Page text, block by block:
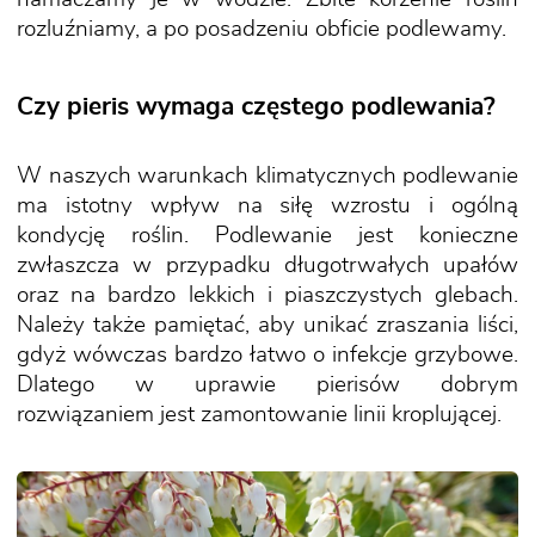
rozluźniamy, a po posadzeniu obficie podlewamy.
Czy pieris wymaga częstego podlewania?
W naszych warunkach klimatycznych podlewanie
ma istotny wpływ na siłę wzrostu i ogólną
kondycję roślin. Podlewanie jest konieczne
zwłaszcza w przypadku długotrwałych upałów
oraz na bardzo lekkich i piaszczystych glebach.
Należy także pamiętać, aby unikać zraszania liści,
gdyż wówczas bardzo łatwo o infekcje grzybowe.
Dlatego w uprawie pierisów dobrym
rozwiązaniem jest zamontowanie linii kroplującej.